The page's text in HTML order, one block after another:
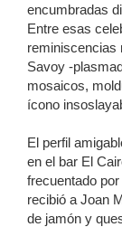
encumbradas
Entre esas
reminiscencias
Savoy -
mosaicos,
ícono
El perfil
en el bar El
frecuentado
recibió a Joan
de jamón y